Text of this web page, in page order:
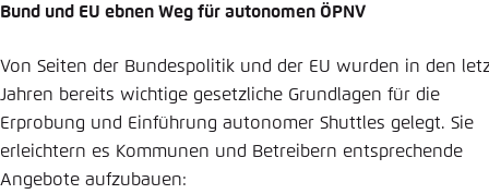
Bund und EU ebnen Weg für autonomen ÖPNV
Von Seiten der Bundespolitik und der EU wurden in den
Jahren bereits wichtige gesetzliche Grundlagen für die
Erprobung und Einführung autonomer Shuttles gelegt. Sie
erleichtern es Kommunen und Betreibern entsprechende
Angebote aufzubauen: